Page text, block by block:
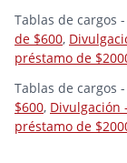
Tablas de cargos
de $600,
préstamo de
Tablas de cargos
$600, Divulgación
préstamo de